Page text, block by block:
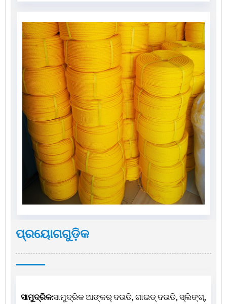
ପ୍ରୟୋଗଗୁଡ଼ିକ
ସାମୁଦ୍ରିକ:ସାମୁଦ୍ରିକ ଆଙ୍କର୍ ଦଉଡି, ଗାଇଡ୍ ଦଉଡି, ସ୍ଲିଙ୍ଗ୍,